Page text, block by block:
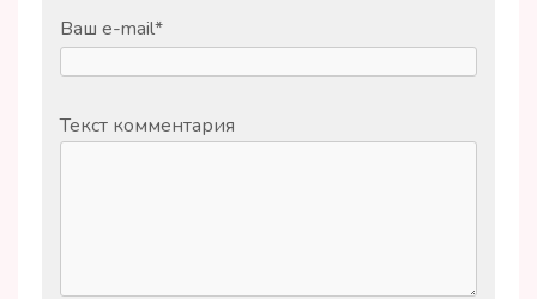
Ваш e-mail*
Текст комментария